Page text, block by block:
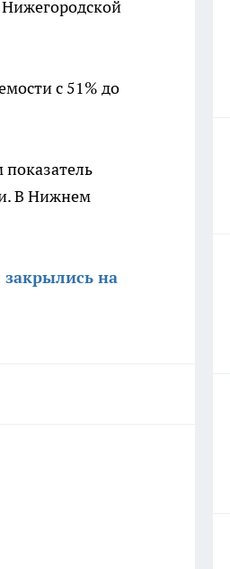
с 51% до
В Нижнем
на